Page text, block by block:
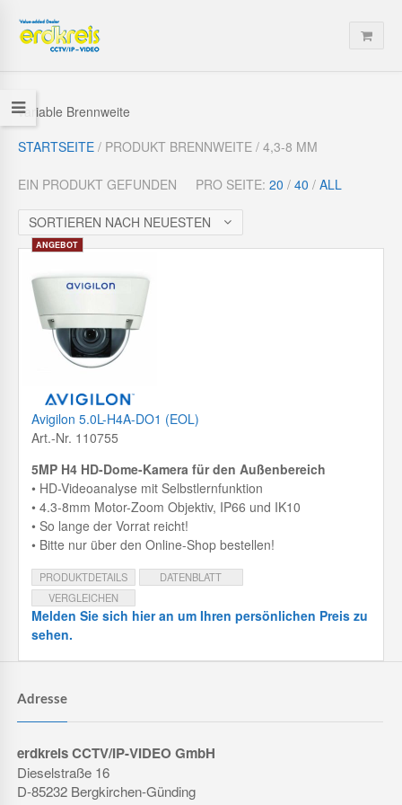
variable Brennweite
STARTSEITE / PRODUKT BRENNWEITE / 4,3-8 MM
EIN PRODUKT GEFUNDEN PRO SEITE: 20 / 40 / ALL
SORTIEREN NACH NEUESTEN
Avigilon 5.0L-H4A-DO1 (EOL)
Art.-Nr. 110755
5MP H4 HD-Dome-Kamera für den Außenbereich
• HD-Videoanalyse mit Selbstlernfunktion
• 4.3-8mm Motor-Zoom Objektiv, IP66 und IK10
• So lange der Vorrat reicht!
• Bitte nur über den Online-Shop bestellen!
PRODUKTDETAILS
DATENBLATT
VERGLEICHEN
Melden Sie sich hier an um Ihren persönlichen Preis zu
sehen.
Adresse
erdkreis CCTV/IP-VIDEO GmbH
Dieselstraße 16
D-85232 Bergkirchen-Günding